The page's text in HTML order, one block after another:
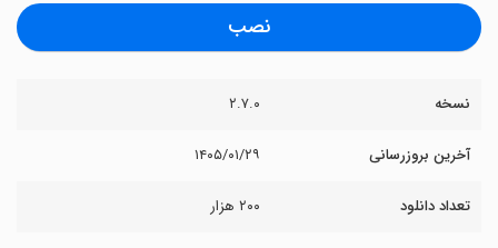
نصب
نسخه ۲.۷.۰
آخرین بروزرسانی ۱۴۰۵/۰۱/۲۹
تعداد دانلود ۲۰۰ هزار